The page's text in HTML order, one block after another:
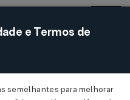
Acessar
e Termos de
semelhantes para melhorar